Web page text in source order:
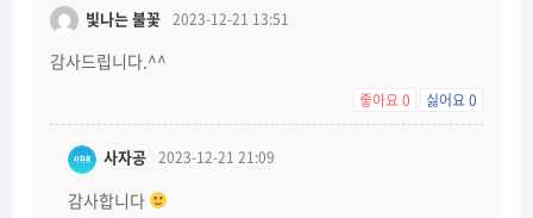
빛나는 불꽃 2023-12-21 13:51
감사드립니다.^^
좋아요0 싫어요0
사자공 2023-12-21 21:09
감사합니다